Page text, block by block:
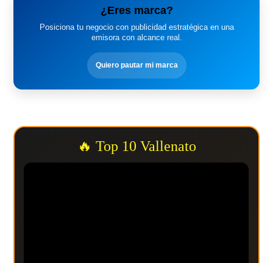
¿Eres marca?
Posiciona tu negocio con publicidad estratégica en una
emisora con alcance real.
Quiero pautar mi marca
🔥 Top 10 Vallenato